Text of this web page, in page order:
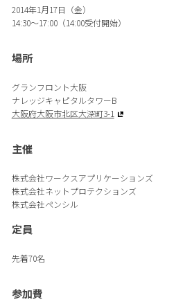
2014年1月17日（金）
14:30〜17:00（14:00受付開始）
場所
グランフロント大阪
ナレッジキャピタルタワーB
大阪府大阪市北区大深町3-1
主催
株式会社ワークスアプリケーションズ
株式会社ネットプロテクションズ
株式会社ペンシル
定員
先着70名
参加費